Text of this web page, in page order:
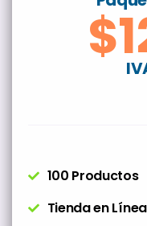
100 Productos
Tienda en Línea